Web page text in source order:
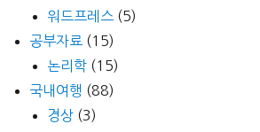
워드프레스 (5)
공부자료 (15)
논리학 (15)
국내여행 (88)
경상 (3)